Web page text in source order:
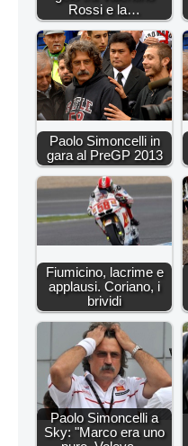
Rossi e la…
Paolo Simoncelli in
gara al PreGP 2013
Fiumicino, lacrime e
applausi. Coriano, i
brividi
Paolo Simoncelli a
Sky: "Marco era uno